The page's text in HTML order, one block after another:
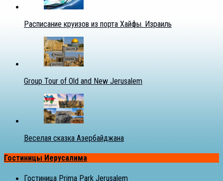
Расписание круизов из порта Хайфы. Израиль
Group Tour of Old and New Jerusalem
Веселая сказка Азербайджана
Гостиницы Иерусалима
Гостиница Prima Park Jerusalem